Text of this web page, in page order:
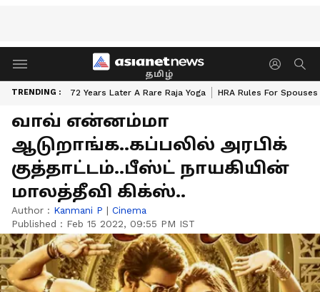
தமிழ்
TRENDING : 72 Years Later A Rare Raja Yoga HRA Rules For Spouses
வாவ் என்னம்மா
ஆடுறாங்க..கப்பலில் அரபிக்
குத்தாட்டம்..பீஸ்ட் நாயகியின்
மாலத்தீவி கிக்ஸ்..
Author : Kanmani P | Cinema
Published : Feb 15 2022, 09:55 PM IST